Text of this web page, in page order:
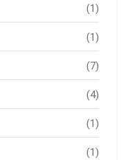
(1)
(1)
(7)
(4)
(1)
(1)